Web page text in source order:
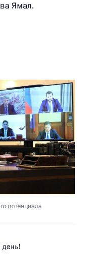
Ямал.
потенциала